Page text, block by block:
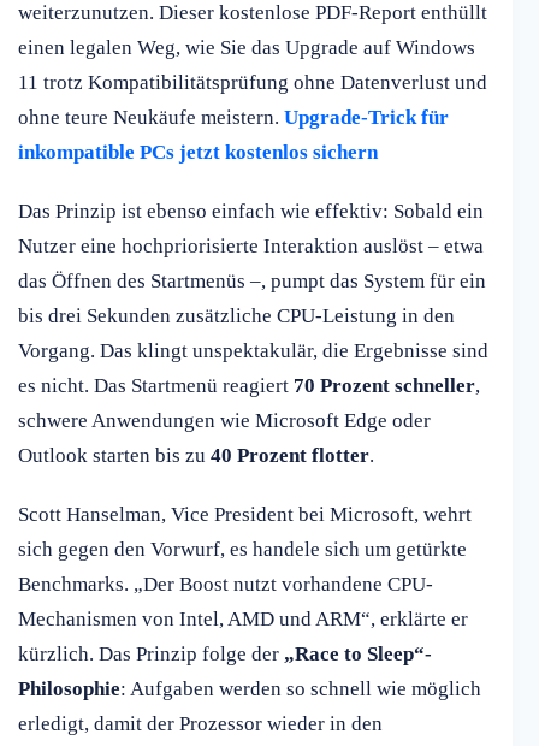
weiterzunutzen. Dieser kostenlose PDF-Report enthüllt
einen legalen Weg, wie Sie das Upgrade auf Windows
11 trotz Kompatibilitätsprüfung ohne Datenverlust und
ohne teure Neukäufe meistern. Upgrade-Trick für
inkompatible PCs jetzt kostenlos sichern
Das Prinzip ist ebenso einfach wie effektiv: Sobald ein
Nutzer eine hochpriorisierte Interaktion auslöst – etwa
das Öffnen des Startmenüs –, pumpt das System für ein
bis drei Sekunden zusätzliche CPU-Leistung in den
Vorgang. Das klingt unspektakulär, die Ergebnisse sind
es nicht. Das Startmenü reagiert 70 Prozent schneller,
schwere Anwendungen wie Microsoft Edge oder
Outlook starten bis zu 40 Prozent flotter.
Scott Hanselman, Vice President bei Microsoft, wehrt
sich gegen den Vorwurf, es handele sich um getürkte
Benchmarks. „Der Boost nutzt vorhandene CPU-
Mechanismen von Intel, AMD und ARM“, erklärte er
kürzlich. Das Prinzip folge der „Race to Sleep“-
Philosophie: Aufgaben werden so schnell wie möglich
erledigt, damit der Prozessor wieder in den